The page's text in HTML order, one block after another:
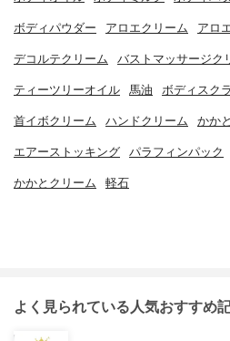
ボディパウダー アロエクリーム アロ
デコルテクリーム バストマッサージク
ティーツリーオイル 馬油 ボディスク
首イボクリーム ハンドクリーム かか
エアーストッキング パラフィンパック
かかとクリーム 軽石
よく見られている人気おすすめ